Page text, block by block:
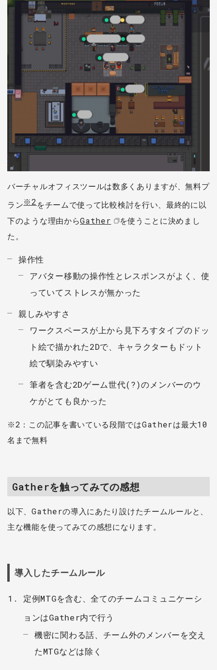
バーチャルオフィスツールは数多くありますが、無料プ
ラン※2をチームで使って比較検討を行い、最終的に以
下のような理由からGather
を使うことに決めまし
た。
操作性
アバター移動の操作性とレスポンスがよく、使
っていてストレスが無かった
親しみやすさ
ワークスペースが上から見下ろすタイプのドッ
ト絵で描かれた2Dで、キャラクターもドット
絵で馴染みやすい
筆者を含む2Dゲーム世代(?)のメンバーのウ
ケがとても良かった
※2：この記事を書いている段階ではGatherは最大10
名まで無料
Gatherを触ってみての感想
以下、Gatherの導入にあたり設けたチームルールと、
主な機能を使ってみての感想になります。
導入したチームルール
定例MTGを含む、全てのチームコミュニケーシ
ョンはGather内で行う
機密に関わる話、チーム外のメンバーを交え
たMTGなどは除く